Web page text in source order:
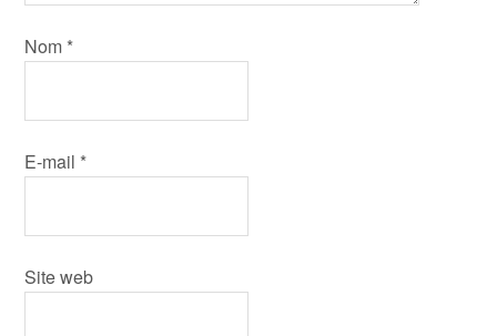
Nom *
E-mail *
Site web